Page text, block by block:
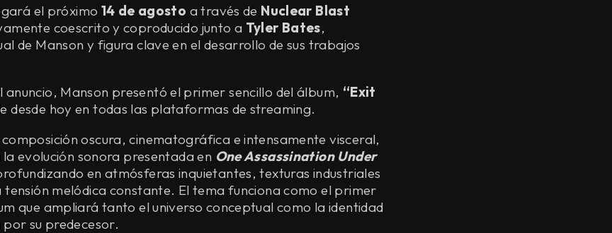
el próximo 14 de agosto a través de Nuclear Blast
coescrito y coproducido junto a Tyler Bates,
de Manson y figura clave en el desarrollo de sus trabajos
Manson presentó el primer sencillo del álbum, “Exit
desde hoy en todas las plataformas de streaming.
oscura, cinematográfica e intensamente visceral,
evolución sonora presentada en One Assassination Under
en atmósferas inquietantes, texturas industriales
tensión melódica constante. El tema funciona como el primer
que ampliará tanto el universo conceptual como la identidad
su predecesor.